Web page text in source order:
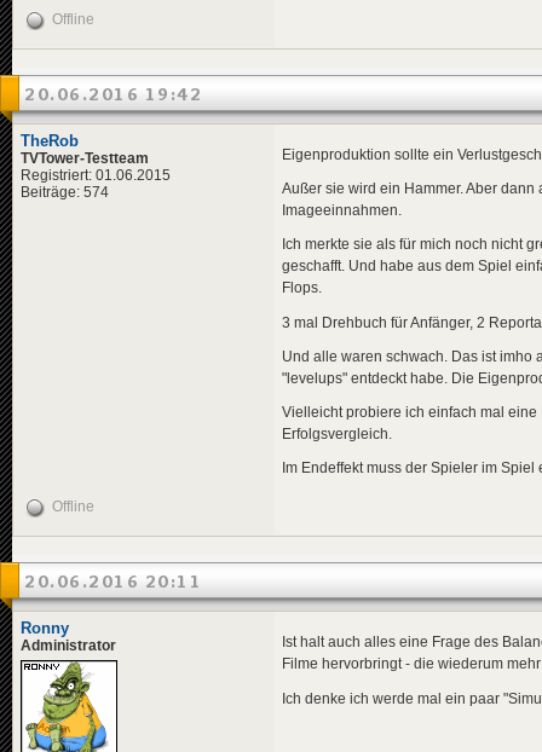
Offline
20.06.2016 19:42
TheRob
TVTower-Testteam
Registriert: 01.06.2015
Beiträge: 574
Eigenproduktion sollte ein
Außer sie wird ein Hammer. Aber
Imageeinnahmen.
Ich merkte sie als für mich noch nicht
geschafft. Und habe aus dem Spiel
Flops.
3 mal Drehbuch für Anfänger, 2
Und alle waren schwach. Das ist imho
"levelups" entdeckt habe. Die
Vielleicht probiere ich einfach mal
Erfolgsvergleich.
Im Endeffekt muss der Spieler im
Offline
20.06.2016 20:11
Ronny
Administrator
Ist halt auch alles eine Frage des
Filme hervorbringt - die wiederum
Ich denke ich werde mal ein paar